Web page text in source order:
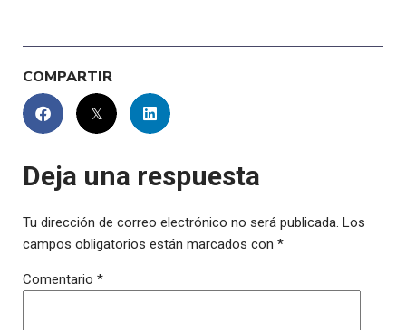
COMPARTIR
Deja una respuesta
Tu dirección de correo electrónico no será publicada. Los
campos obligatorios están marcados con *
Comentario *